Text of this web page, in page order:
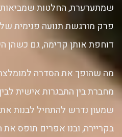
שמתערערת, החלטות שמביאות
פרק מורגשת תנועה פנימית
דוחפת אותן קדימה, גם כשהן
מה שהופך את הסדרה
מחברת בין התבגרות אישית
שמעון נדרש להתחיל לבנות
בקריירה, ובנו אפרים תופס